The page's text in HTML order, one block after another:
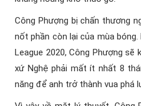
Công Phượng bị chấn thương
nốt phần còn lại của mùa
League 2020, Công Phượng
xứ Nghệ phải mất ít nhất 8
năng để anh trở thành vua phá